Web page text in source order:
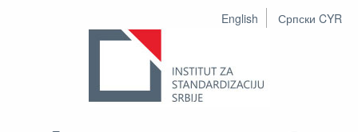
English Српски CYR